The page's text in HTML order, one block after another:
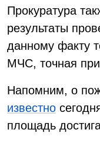
Прокуратура
результаты
данному факту
МЧС, точная
Напомним, о
известно
площадь